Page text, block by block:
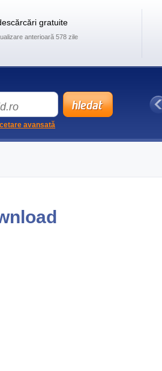
gratuite
anterioară 578 zile
avansată